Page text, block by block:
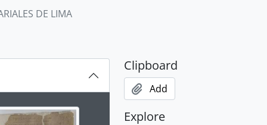
DE LIMA
title displayed in the following carousel. Clicking any
Clipboard
Add
Explore